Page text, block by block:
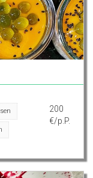
200
€/p.P.